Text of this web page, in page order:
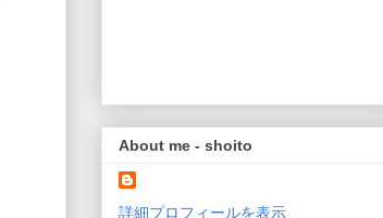
About me - shoito
詳細プロフィールを表示